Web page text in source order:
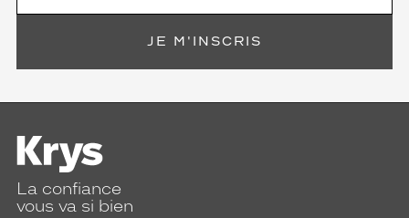
JE M'INSCRIS
La confiance
vous va si bien